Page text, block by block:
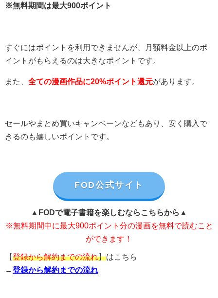
※無料期間は最大900ポイント
すぐにはポイントを利用できませんが、月額料金以上のポ
イントがもらえるのは大きなポイントです。
また、 全ての漫画作品に20%ポイント還元があります。
セールやまとめ買いキャンペーンなどもあり、安く購入で
きるのも嬉しいポイントです。
FOD公式サイト
▲FODで電子書籍を楽しむならこちらから▲
※無料期間中に最大900ポイント分の漫画を無料で読むこと
ができます！
【登録から解約までの流れ】はこちら
→登録から解約までの流れ